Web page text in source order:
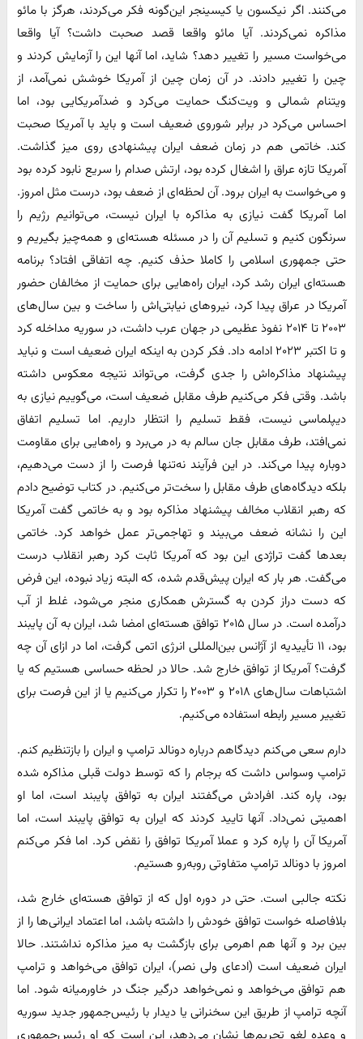
می‌کنند. اگر نیکسون یا کیسینجر این‌گونه فکر می‌کردند، هرگز با مائو
مذاکره نمی‌کردند. آیا مائو واقعا قصد صحبت داشت؟ آیا واقعا
می‌خواست مسیر را تغییر دهد؟ شاید، اما آنها این را آزمایش کردند و
چین را تغییر دادند. در آن زمان چین از آمریکا خوشش نمی‌آمد، از
ویتنام شمالی و ویت‌کنگ حمایت می‌کرد و ضدآمریکایی بود، اما
احساس می‌کرد در برابر شوروی ضعیف است و باید با آمریکا صحبت
کند. خاتمی هم در زمان ضعف ایران پیشنهادی روی میز گذاشت.
آمریکا تازه عراق را اشغال کرده بود، ارتش صدام را سریع نابود کرده بود
و می‌خواست به ایران برود. آن لحظه‌ای از ضعف بود، درست مثل امروز.
اما آمریکا گفت نیازی به مذاکره با ایران نیست، می‌توانیم رژیم را
سرنگون کنیم و تسلیم آن را در مسئله هسته‌ای و همه‌چیز بگیریم و
حتی جمهوری اسلامی را کاملا حذف کنیم. چه اتفاقی افتاد؟ برنامه
هسته‌ای ایران رشد کرد، ایران راه‌هایی برای حمایت از مخالفان حضور
آمریکا در عراق پیدا کرد، نیروهای نیابتی‌اش را ساخت و بین سال‌های
۲۰۰۳ تا ۲۰۱۴ نفوذ عظیمی در جهان عرب داشت، در سوریه مداخله کرد
و تا اکتبر ۲۰۲۳ ادامه داد. فکر کردن به اینکه ایران ضعیف است و نباید
پیشنهاد مذاکره‌اش را جدی گرفت، می‌تواند نتیجه معکوس داشته
باشد. وقتی فکر می‌کنیم طرف مقابل ضعیف است، می‌گوییم نیازی به
دیپلماسی نیست، فقط تسلیم را انتظار داریم. اما تسلیم اتفاق
نمی‌افتد، طرف مقابل جان سالم به در می‌برد و راه‌هایی برای مقاومت
دوباره پیدا می‌کند. در این فرآیند نه‌تنها فرصت را از دست می‌دهیم،
بلکه دیدگاه‌های طرف مقابل را سخت‌تر می‌کنیم. در کتاب توضیح دادم
که رهبر انقلاب مخالف پیشنهاد مذاکره بود و به خاتمی گفت آمریکا
این را نشانه ضعف می‌بیند و تهاجمی‌تر عمل خواهد کرد. خاتمی
بعدها گفت تراژدی این بود که آمریکا ثابت کرد رهبر انقلاب درست
می‌گفت. هر بار که ایران پیش‌قدم شده، که البته زیاد نبوده، این فرض
که دست دراز کردن به گسترش همکاری منجر می‌شود، غلط از آب
درآمده است. در سال ۲۰۱۵ توافق هسته‌ای امضا شد، ایران به آن پایبند
بود، ۱۱ تأییدیه از آژانس بین‌المللی انرژی اتمی گرفت، اما در ازای آن چه
گرفت؟ آمریکا از توافق خارج شد. حالا در لحظه حساسی هستیم که یا
اشتباهات سال‌های ۲۰۱۸ و ۲۰۰۳ را تکرار می‌کنیم یا از این فرصت برای
تغییر مسیر رابطه استفاده می‌کنیم.
دارم سعی می‌کنم دیدگاهم درباره دونالد ترامپ و ایران را بازتنظیم کنم.
ترامپ وسواس داشت که برجام را که توسط دولت قبلی مذاکره شده
بود، پاره کند. افرادش می‌گفتند ایران به توافق پایبند است، اما او
اهمیتی نمی‌داد. آنها تایید کردند که ایران به توافق پایبند است، اما
آمریکا آن را پاره کرد و عملا آمریکا توافق را نقض کرد. اما فکر می‌کنم
امروز با دونالد ترامپ متفاوتی روبه‌رو هستیم.
نکته جالبی است. حتی در دوره اول که از توافق هسته‌ای خارج شد،
بلافاصله خواست توافق خودش را داشته باشد، اما اعتماد ایرانی‌ها را از
بین برد و آنها هم اهرمی برای بازگشت به میز مذاکره نداشتند. حالا
ایران ضعیف است (ادعای ولی نصر)، ایران توافق می‌خواهد و ترامپ
هم توافق می‌خواهد و نمی‌خواهد درگیر جنگ در خاورمیانه شود. اما
آنچه ترامپ از طریق این سخنرانی یا دیدار با رئیس‌جمهور جدید سوریه
و وعده لغو تحریم‌ها نشان می‌دهد، این است که او رئیس‌جمهوری